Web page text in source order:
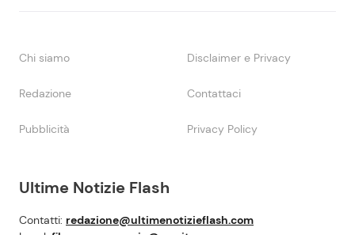
Ultime Notizie Flash
Contatti: redazione@ultimenotizieflash.com
Chi siamo Disclaimer e Privacy
Redazione Contattaci
Pubblicità Privacy Policy